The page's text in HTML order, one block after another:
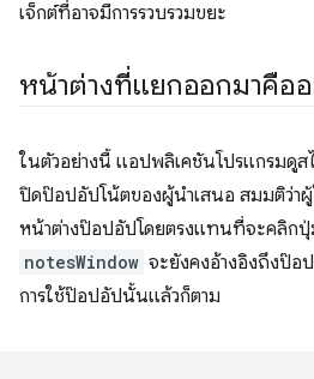
เจ็กต์ที่อาจมีการรวบรวมขยะ
หน้าต่างที่แยกออกมาคืออ
ในตัวอย่างนี้ แอปพลิเคชันโปรแกรมดูส
ปิดป๊อปอัปโน้ตของผู้นำเสนอ สมมติว่า
หน้าต่างป๊อปอัปโดยตรงแทนที่จะคลิก
notesWindow จะยังคงอ้างอิงถึงป๊อ
การใช้ป๊อปอัปนั้นแล้วก็ตาม